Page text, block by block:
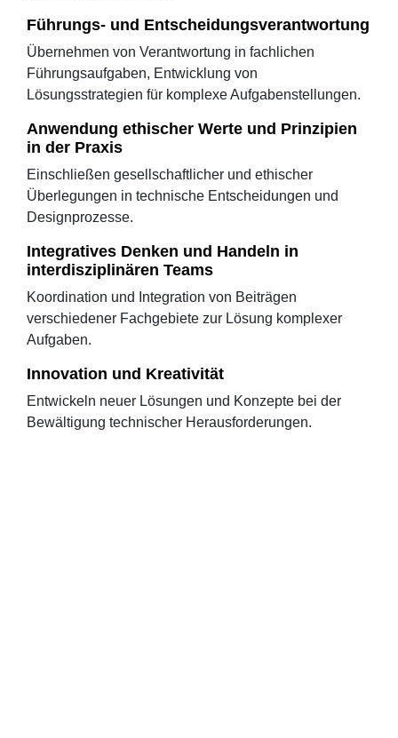
Führungs- und Entscheidungsverantwortung
Übernehmen von Verantwortung in fachlichen
Führungsaufgaben, Entwicklung von
Lösungsstrategien für komplexe Aufgabenstellungen.
Anwendung ethischer Werte und Prinzipien
in der Praxis
Einschließen gesellschaftlicher und ethischer
Überlegungen in technische Entscheidungen und
Designprozesse.
Integratives Denken und Handeln in
interdisziplinären Teams
Koordination und Integration von Beiträgen
verschiedener Fachgebiete zur Lösung komplexer
Aufgaben.
Innovation und Kreativität
Entwickeln neuer Lösungen und Konzepte bei der
Bewältigung technischer Herausforderungen.